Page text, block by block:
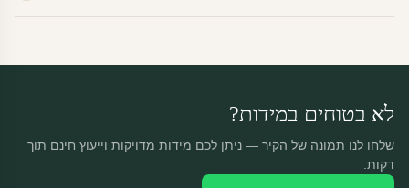
לא בטוחים במידות?
שלחו לנו תמונה של הקיר — ניתן לכם מידות מדויקות וייעוץ חינם תוך
דקות.